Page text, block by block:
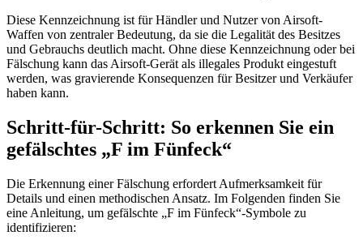
Diese Kennzeichnung ist für Händler und Nutzer von Airsoft-
Waffen von zentraler Bedeutung, da sie die Legalität des Besitzes
und Gebrauchs deutlich macht. Ohne diese Kennzeichnung oder bei
Fälschung kann das Airsoft-Gerät als illegales Produkt eingestuft
werden, was gravierende Konsequenzen für Besitzer und Verkäufer
haben kann.
Schritt-für-Schritt: So erkennen Sie ein
gefälschtes „F im Fünfeck“
Die Erkennung einer Fälschung erfordert Aufmerksamkeit für
Details und einen methodischen Ansatz. Im Folgenden finden Sie
eine Anleitung, um gefälschte „F im Fünfeck“-Symbole zu
identifizieren: